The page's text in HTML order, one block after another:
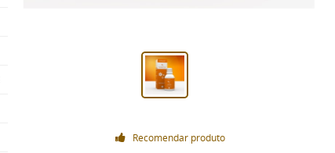
Recomendar produto